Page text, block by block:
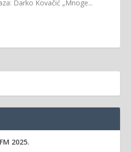
Darko Kovačić „Mnoge...
2025.